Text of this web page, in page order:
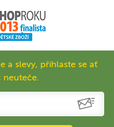
a slevy, přihlaste se ať
neuteče.